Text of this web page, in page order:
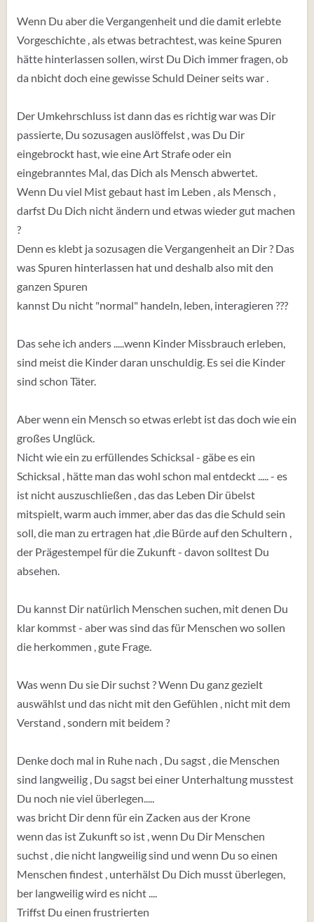
Wenn Du aber die Vergangenheit und die damit erlebte
Vorgeschichte , als etwas betrachtest, was keine Spuren
hätte hinterlassen sollen, wirst Du Dich immer fragen, ob
da nbicht doch eine gewisse Schuld Deiner seits war .
Der Umkehrschluss ist dann das es richtig war was Dir
passierte, Du sozusagen auslöffelst , was Du Dir
eingebrockt hast, wie eine Art Strafe oder ein
eingebranntes Mal, das Dich als Mensch abwertet.
Wenn Du viel Mist gebaut hast im Leben , als Mensch ,
darfst Du Dich nicht ändern und etwas wieder gut machen
?
Denn es klebt ja sozusagen die Vergangenheit an Dir ? Das
was Spuren hinterlassen hat und deshalb also mit den
ganzen Spuren
kannst Du nicht "normal" handeln, leben, interagieren ???
Das sehe ich anders .....wenn Kinder Missbrauch erleben,
sind meist die Kinder daran unschuldig. Es sei die Kinder
sind schon Täter.
Aber wenn ein Mensch so etwas erlebt ist das doch wie ein
großes Unglück.
Nicht wie ein zu erfüllendes Schicksal - gäbe es ein
Schicksal , hätte man das wohl schon mal entdeckt ..... - es
ist nicht auszuschließen , das das Leben Dir übelst
mitspielt, warm auch immer, aber das das die Schuld sein
soll, die man zu ertragen hat ,die Bürde auf den Schultern ,
der Prägestempel für die Zukunft - davon solltest Du
absehen.
Du kannst Dir natürlich Menschen suchen, mit denen Du
klar kommst - aber was sind das für Menschen wo sollen
die herkommen , gute Frage.
Was wenn Du sie Dir suchst ? Wenn Du ganz gezielt
auswählst und das nicht mit den Gefühlen , nicht mit dem
Verstand , sondern mit beidem ?
Denke doch mal in Ruhe nach , Du sagst , die Menschen
sind langweilig , Du sagst bei einer Unterhaltung musstest
Du noch nie viel überlegen.....
was bricht Dir denn für ein Zacken aus der Krone
wenn das ist Zukunft so ist , wenn Du Dir Menschen
suchst , die nicht langweilig sind und wenn Du so einen
Menschen findest , unterhälst Du Dich musst überlegen,
ber langweilig wird es nicht ....
Triffst Du einen frustrierten